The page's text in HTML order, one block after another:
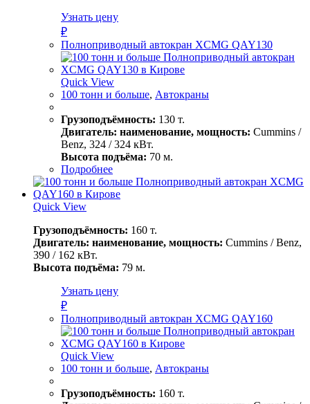
Узнать цену
₽
Полноприводный автокран XCMG QAY130
Quick View
100 тонн и больше, Автокраны
Грузоподъёмность: 130 т.
Двигатель: наименование, мощность: Cummins /
Benz, 324 / 324 кВт.
Высота подъёма: 70 м.
Подробнее
Quick View
Грузоподъёмность: 160 т.
Двигатель: наименование, мощность: Cummins / Benz,
390 / 162 кВт.
Высота подъёма: 79 м.
Узнать цену
₽
Полноприводный автокран XCMG QAY160
Quick View
100 тонн и больше, Автокраны
Грузоподъёмность: 160 т.